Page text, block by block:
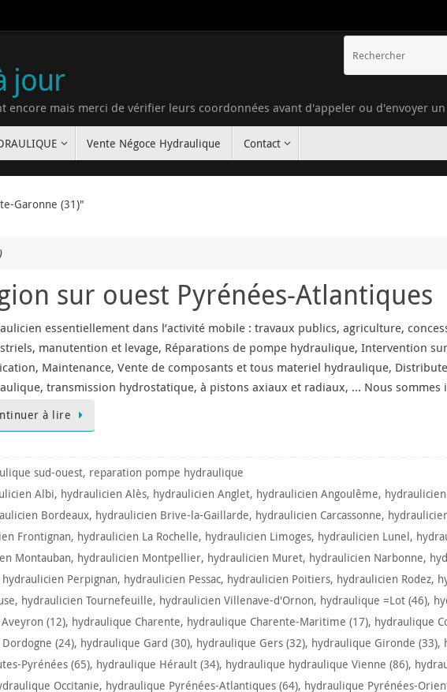
jour
encore mais merci de vérifier leurs coordonnées avant d'appeler ou d'envoyer
Vente Négoce Hydraulique Contact
Garonne (31)"
sur ouest Pyrénées-Atlantiques
essentiellement dans l’activité mobile : travaux publics, agriculture,
manutention et levage, Réparations de pompe hydraulique, Intervention
Maintenance, Vente de composants et tous materiel hydraulique,
transmission hydrostatique, à pistons axiaux et radiaux, … Nous
à lire
sud-ouest, reparation pompe hydraulique
Albi, hydraulicien Alès, hydraulicien Anglet, hydraulicien Angoulême,
Bordeaux, hydraulicien Brive-la-Gaillarde, hydraulicien Carcassonne,
Frontignan, hydraulicien La Rochelle, hydraulicien Limoges, hydraulicien Lunel,
Montauban, hydraulicien Montpellier, hydraulicien Muret, hydraulicien Narbonne,
hydraulicien Perpignan, hydraulicien Pessac, hydraulicien Poitiers, hydraulicien Rodez,
, hydraulicien Tournefeuille, hydraulicien Villenave-d'Ornon, hydraulique =Lot (46),
(12), hydraulique Charente, hydraulique Charente-Maritime (17), hydraulique
(24), hydraulique Gard (30), hydraulique Gers (32), hydraulique Gironde (33),
Pyrénées (65), hydraulique Hérault (34), hydraulique hydraulique Vienne (86),
Occitanie, hydraulique Pyrénées-Atlantiques (64), hydraulique Pyrénées-